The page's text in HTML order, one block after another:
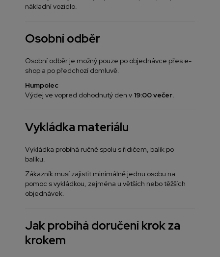
nákladní vozidlo.
Osobní odběr
Osobní odběr je možný pouze po objednávce přes e-
shop a po předchozí domluvě.
Humpolec
Výdej ve vopred dohodnutý den v 19:00 večer.
Vykládka materiálu
Vykládka probíhá ručně spolu s řidičem, balík po
balíku.
Zákazník musí zajistit minimálně jednu osobu na
pomoc s vykládkou, zejména u větších nebo těžších
objednávek.
Jak probíhá doručení krok za
krokem